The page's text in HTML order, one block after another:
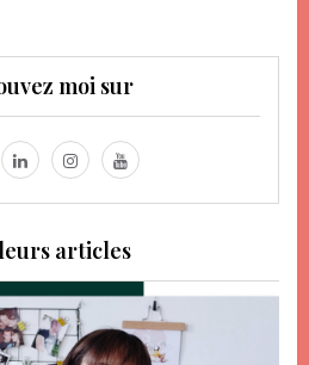
moi sur
articles